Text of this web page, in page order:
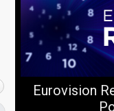
Eurovision